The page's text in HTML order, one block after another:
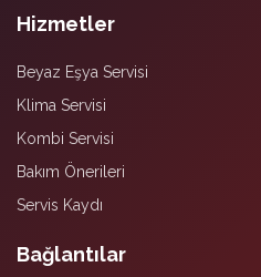
Hizmetler
Beyaz Eşya Servisi
Klima Servisi
Kombi Servisi
Bakım Önerileri
Servis Kaydı
Bağlantılar